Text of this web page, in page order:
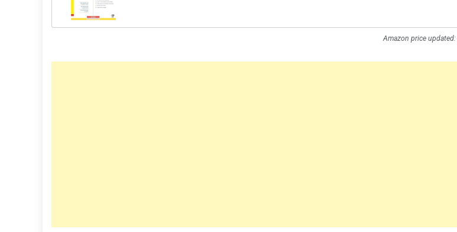
Amazon price updated: